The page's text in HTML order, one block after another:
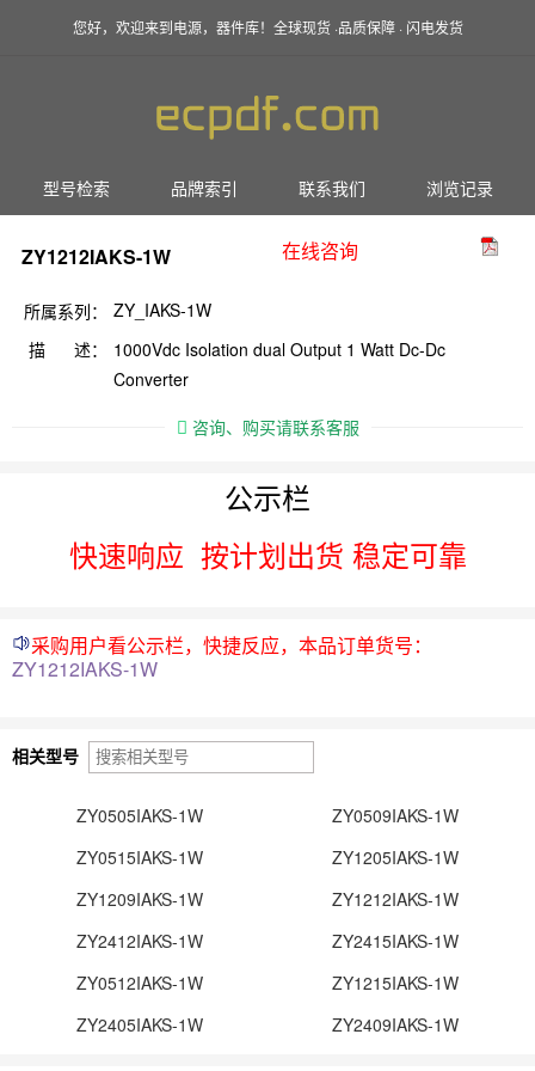
您好，欢迎来到电源，器件库！全球现货 ·品质保障 · 闪电发货
型号检索 品牌索引 联系我们 浏览记录
ZY1212IAKS-1W 在线咨询
所属系列：
ZY_IAKS-1W
描 述：
1000Vdc Isolation dual Output 1 Watt Dc-Dc
Converter
咨询、购买请联系客服
公示栏
快速响应 按计划出货 稳定可靠
采购用户看公示栏，快捷反应，本品订单货号：
ZY1212IAKS-1W
相关型号
ZY0505IAKS-1W
ZY0509IAKS-1W
ZY0515IAKS-1W
ZY1205IAKS-1W
ZY1209IAKS-1W
ZY1212IAKS-1W
ZY2412IAKS-1W
ZY2415IAKS-1W
ZY0512IAKS-1W
ZY1215IAKS-1W
ZY2405IAKS-1W
ZY2409IAKS-1W